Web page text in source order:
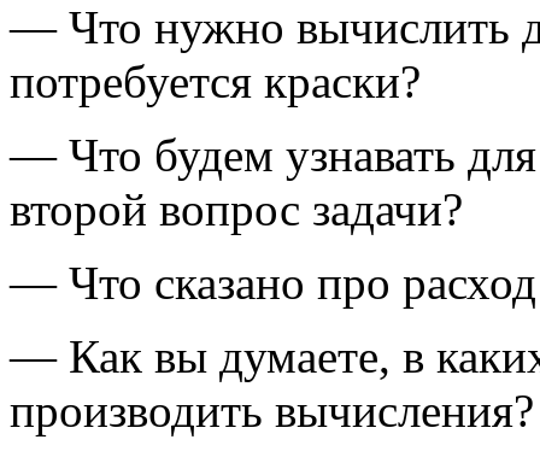
— Что нужно вычислить
потребуется краски?
— Что будем узнавать
второй вопрос задачи?
— Что сказано про
— Как вы думаете, в
производить вычисления?